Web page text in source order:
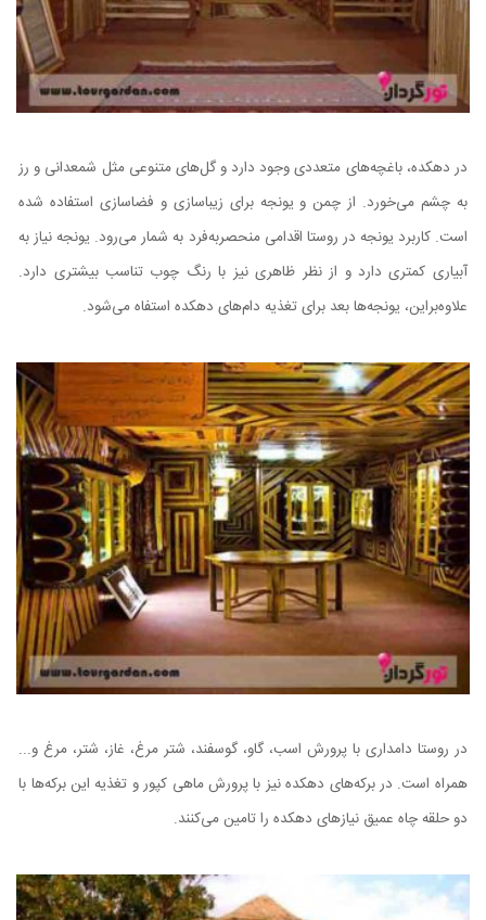
در دهکده، باغچه‌های متعددی وجود دارد و گل‌های متنوعی مثل شمعدانی و رز
به چشم می‌خورد. از چمن و یونجه برای زیباسازی و فضاسازی استفاده شده
است. کاربرد یونجه در روستا اقدامی منحصر‌به‌فرد به شمار می‌رود. یونجه نیاز به
آبیاری کمتری دارد و از نظر ظاهری نیز با رنگ چوب تناسب بیشتری دارد.
علاوه‌براین، یونجه‌ها بعد برای تغذیه دام‌های دهکده استفاه می‌شود.
در روستا دامداری با پرورش اسب، گاو، گوسفند، شتر مرغ، غاز، شتر، مرغ و...
همراه است. در برکه‌های دهکده نیز با پرورش ماهی کپور و تغذیه این برکه‌ها با
دو حلقه چاه عمیق نیازهای دهکده را تامین می‌کنند.